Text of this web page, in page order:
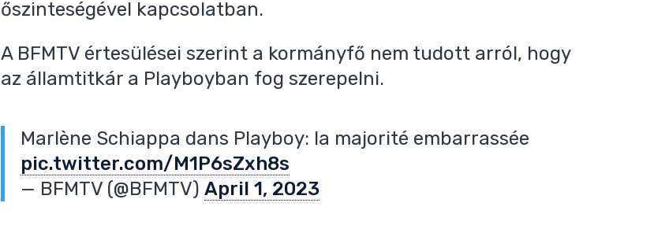
őszinteségével kapcsolatban.
A BFMTV értesülései szerint a kormányfő nem tudott arról, hogy
az államtitkár a Playboyban fog szerepelni.
Marlène Schiappa dans Playboy: la majorité embarrassée
pic.twitter.com/M1P6sZxh8s
— BFMTV (@BFMTV)April 1, 2023